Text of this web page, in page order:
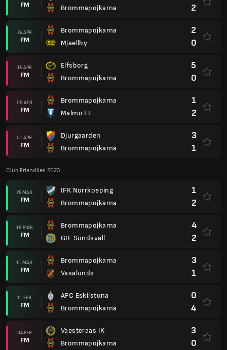
FM Brommapojkarna
2
24 APR.
FM
Brommapojkarna
Mjaellby
2
0
15 APR.
FM
Elfsborg
Brommapojkarna
5
0
08 APR.
FM
Brommapojkarna
Malmo FF
1
2
01 APR.
FM
Djurgaarden
Brommapojkarna
3
1
Club Friendlies 2023
25 MAR.
FM
IFK Norrkoeping
Brommapojkarna
1
2
18 MAR.
FM
Brommapojkarna
GIF Sundsvall
4
2
11 MAR.
FM
Brommapojkarna
Vasalunds
3
1
11 FEB.
FM
AFC Eskilstuna
Brommapojkarna
0
4
04 FEB.
FM
Vaesteraas IK
Brommapojkarna
3
0